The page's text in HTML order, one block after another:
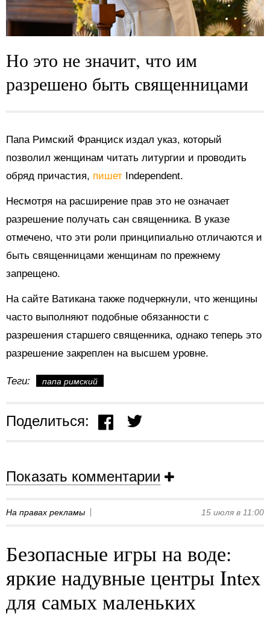
Но это не значит, что им
разрешено быть священницами
Папа Римский Франциск издал указ, который
позволил женщинам читать литургии и проводить
обряд причастия, пишет Independent.
Несмотря на расширение прав это не означает
разрешение получать сан священника. В указе
отмечено, что эти роли принципиально отличаются и
быть священницами женщинам по прежнему
запрещено.
На сайте Ватикана также подчеркнули, что женщины
часто выполняют подобные обязанности с
разрешения старшего священника, однако теперь это
разрешение закреплен на высшем уровне.
Теги: папа римский
Поделиться:
Показать комментарии
На правах рекламы 15 июля в 11:00
Безопасные игры на воде:
яркие надувные центры Intex
для самых маленьких